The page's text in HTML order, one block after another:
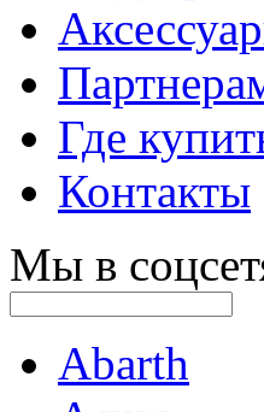
Где
Контакты
Мы в
Abarth